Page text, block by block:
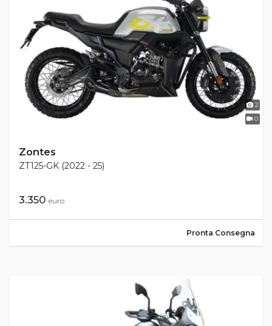
2
0
Zontes
ZT125-GK (2022 - 25)
3.350 euro
Pronta Consegna